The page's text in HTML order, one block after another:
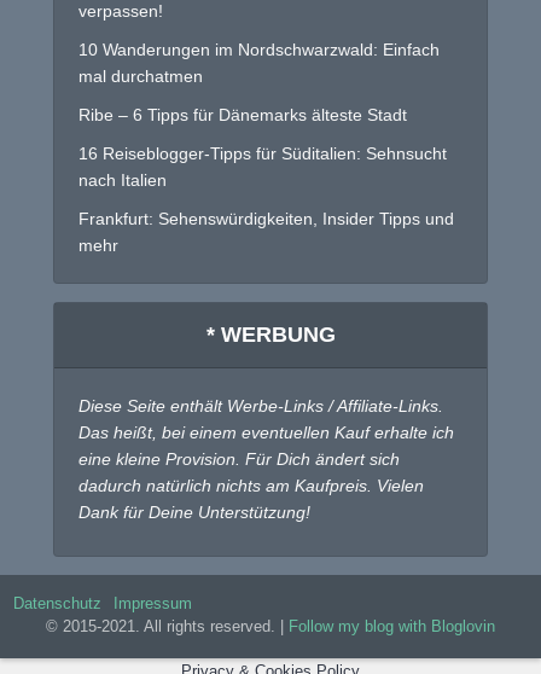
verpassen!
10 Wanderungen im Nordschwarzwald: Einfach
mal durchatmen
Ribe – 6 Tipps für Dänemarks älteste Stadt
16 Reiseblogger-Tipps für Süditalien: Sehnsucht
nach Italien
Frankfurt: Sehenswürdigkeiten, Insider Tipps und
mehr
* WERBUNG
Diese Seite enthält Werbe-Links / Affiliate-Links.
Das heißt, bei einem eventuellen Kauf erhalte ich
eine kleine Provision. Für Dich ändert sich
dadurch natürlich nichts am Kaufpreis. Vielen
Dank für Deine Unterstützung!
Datenschutz
Impressum
© 2015-2021. All rights reserved. |
Follow my blog with Bloglovin